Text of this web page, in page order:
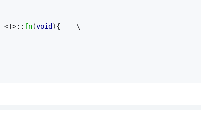
<T>:: fn(void ){    \